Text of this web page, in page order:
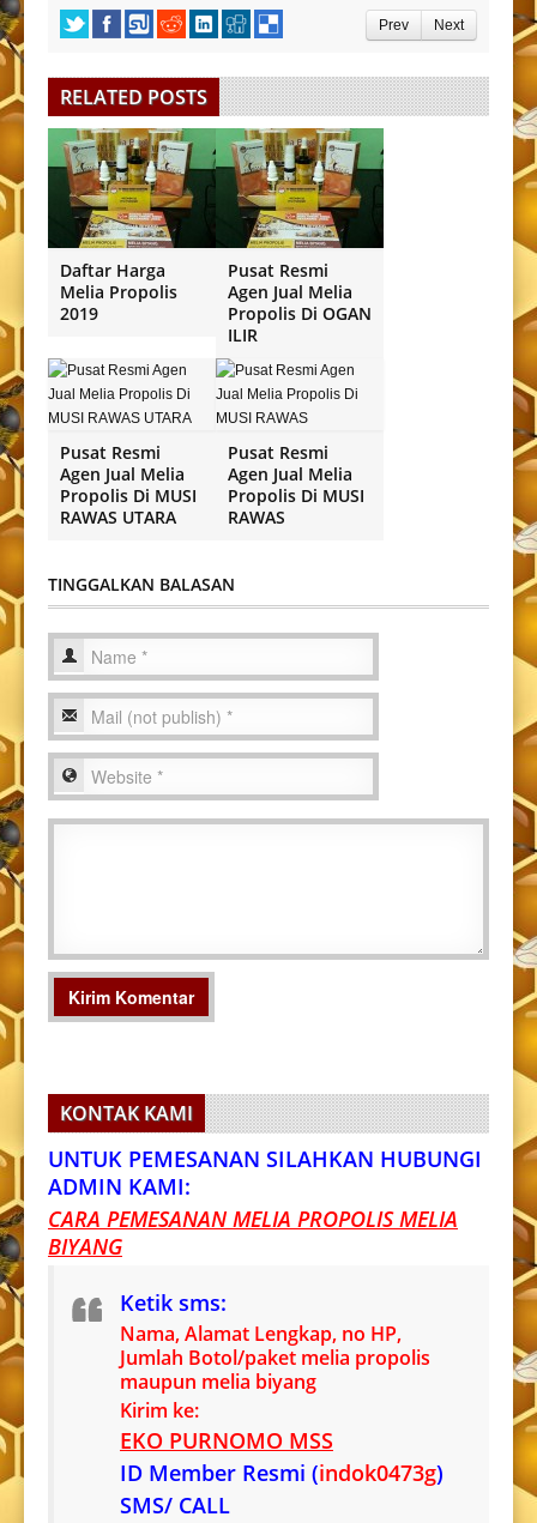
Prev Next
RELATED POSTS
Daftar Harga
Melia Propolis
2019
Pusat Resmi
Agen Jual Melia
Propolis Di OGAN
ILIR
Pusat Resmi
Agen Jual Melia
Propolis Di MUSI
RAWAS UTARA
Pusat Resmi
Agen Jual Melia
Propolis Di MUSI
RAWAS
TINGGALKAN BALASAN
KONTAK KAMI
UNTUK PEMESANAN SILAHKAN HUBUNGI
ADMIN KAMI:
CARA PEMESANAN MELIA PROPOLIS MELIA
BIYANG
Ketik sms:
Nama, Alamat Lengkap, no HP,
Jumlah Botol/paket melia propolis
maupun melia biyang
Kirim ke:
EKO PURNOMO MSS
ID Member Resmi (indok0473g)
SMS/ CALL